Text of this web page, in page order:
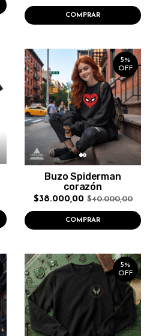
COMPRAR
5%
OFF
Buzo Spiderman
corazón
$38.000,00 $40.000,00
COMPRAR
5%
OFF